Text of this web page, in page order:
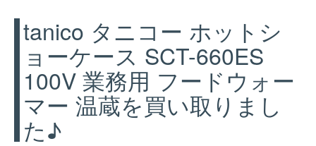
tanico タニコー ホットシ
ョーケース SCT-660ES
100V 業務用 フードウォー
マー 温蔵を買い取りまし
た♪